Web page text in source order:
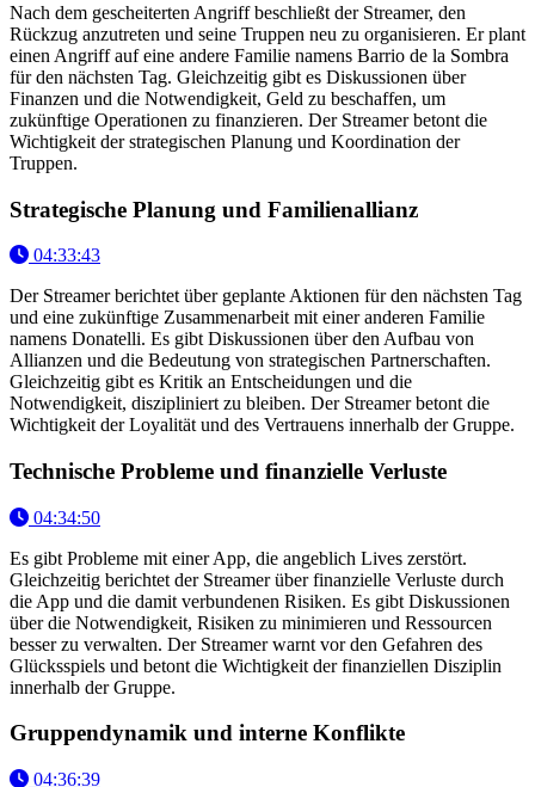
Nach dem gescheiterten Angriff beschließt der Streamer, den
Rückzug anzutreten und seine Truppen neu zu organisieren. Er plant
einen Angriff auf eine andere Familie namens Barrio de la Sombra
für den nächsten Tag. Gleichzeitig gibt es Diskussionen über
Finanzen und die Notwendigkeit, Geld zu beschaffen, um
zukünftige Operationen zu finanzieren. Der Streamer betont die
Wichtigkeit der strategischen Planung und Koordination der
Truppen.
Strategische Planung und Familienallianz
04:33:43
Der Streamer berichtet über geplante Aktionen für den nächsten Tag
und eine zukünftige Zusammenarbeit mit einer anderen Familie
namens Donatelli. Es gibt Diskussionen über den Aufbau von
Allianzen und die Bedeutung von strategischen Partnerschaften.
Gleichzeitig gibt es Kritik an Entscheidungen und die
Notwendigkeit, diszipliniert zu bleiben. Der Streamer betont die
Wichtigkeit der Loyalität und des Vertrauens innerhalb der Gruppe.
Technische Probleme und finanzielle Verluste
04:34:50
Es gibt Probleme mit einer App, die angeblich Lives zerstört.
Gleichzeitig berichtet der Streamer über finanzielle Verluste durch
die App und die damit verbundenen Risiken. Es gibt Diskussionen
über die Notwendigkeit, Risiken zu minimieren und Ressourcen
besser zu verwalten. Der Streamer warnt vor den Gefahren des
Glücksspiels und betont die Wichtigkeit der finanziellen Disziplin
innerhalb der Gruppe.
Gruppendynamik und interne Konflikte
04:36:39